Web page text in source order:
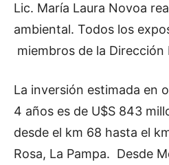
Lic. María Laura Novoa
ambiental. Todos los
miembros de la Dirección
La inversión estimada en
4 años es de U$S 843
desde el km 68 hasta el
Rosa, La Pampa. Desde